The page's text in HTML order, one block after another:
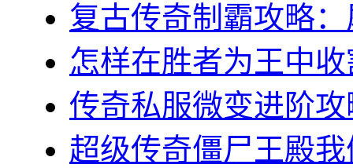
复古传奇制霸攻略
怎样在胜者为王中
传奇私服微变进阶
超级传奇僵尸王殿